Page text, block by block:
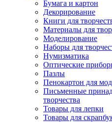
Бумага и картон
Декорирование
Книги для
Материалы для
Моделирование
Наборы для
Нумизматика
Оптические
Пазлы
Пенокартон для
Письменные
творчества
Товары для лепки
Товары для